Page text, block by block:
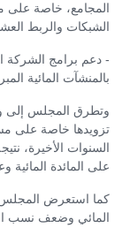
المجامع، خاصة على
الشبكات والربط
- دعم برامج الشركة
بالمنشآت المائية
وتطرق المجلس إلى
تزويدها خاصة على
السنوات الأخيرة،
على المائدة المائية
كما استعرض
المائي وضعف نسب